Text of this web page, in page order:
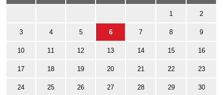
1 2
3 4 5 6 7 8 9
10 11 12 13 14 15 16
17 18 19 20 21 22 23
24 25 26 27 28 29 30